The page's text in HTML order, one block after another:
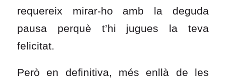
requereix mirar-ho amb la deguda
pausa perquè t’hi jugues la teva
felicitat.
Però en definitiva, més enllà de les